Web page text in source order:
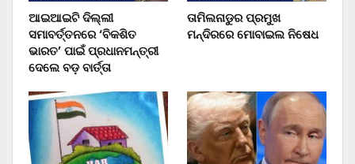
ଆଇଆଇଟି ଦିଲ୍ଲୀ
ସମାବର୍ତ୍ତନରେ ‘ବିକଶିତ
ଭାରତ’ ପାଇଁ ପ୍ରଧାନମନ୍ତ୍ରୀ
ଦେଲେ ବଡ଼ ବାର୍ତ୍ତା
ତାମିଲନାଡୁର ପ୍ରମୁଖ
ମନ୍ଦିରରେ ମୋବାଇଲ ନିଷେଧ